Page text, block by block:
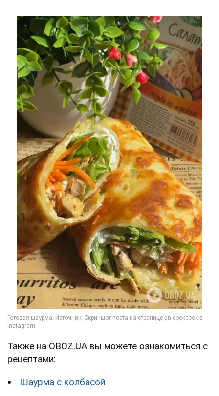
Также на OBOZ.UA вы можете ознакомиться с
рецептами:
Шаурма с колбасой